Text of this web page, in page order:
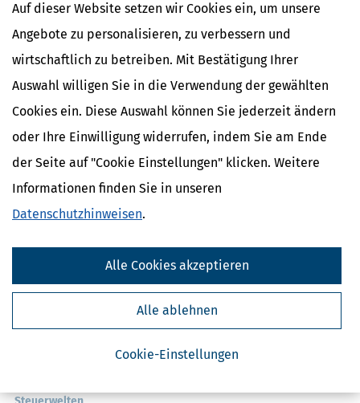
Auf dieser Website setzen wir Cookies ein, um unsere
Angebote zu personalisieren, zu verbessern und
wirtschaftlich zu betreiben. Mit Bestätigung Ihrer
Auswahl willigen Sie in die Verwendung der gewählten
Cookies ein. Diese Auswahl können Sie jederzeit ändern
oder Ihre Einwilligung widerrufen, indem Sie am Ende
der Seite auf "Cookie Einstellungen" klicken. Weitere
Informationen finden Sie in unseren
Datenschutzhinweisen.
Cookie-Einstellungen
Alle ablehnen
Alle Cookies akzeptieren
Kostenlose Steuertipps & News
Geldtipps
Ja, ich möchte die kostenlosen Newsletter
Abbestellung des Newsletters widerrufen.